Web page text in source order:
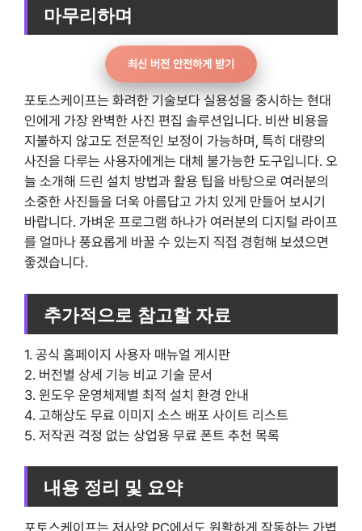
마무리하며
최신 버전 안전하게 받기
포토스케이프는 화려한 기술보다 실용성을 중시하는 현대
인에게 가장 완벽한 사진 편집 솔루션입니다. 비싼 비용을
지불하지 않고도 전문적인 보정이 가능하며, 특히 대량의
사진을 다루는 사용자에게는 대체 불가능한 도구입니다. 오
늘 소개해 드린 설치 방법과 활용 팁을 바탕으로 여러분의
소중한 사진들을 더욱 아름답고 가치 있게 만들어 보시기
바랍니다. 가벼운 프로그램 하나가 여러분의 디지털 라이프
를 얼마나 풍요롭게 바꿀 수 있는지 직접 경험해 보셨으면
좋겠습니다.
추가적으로 참고할 자료
1. 공식 홈페이지 사용자 매뉴얼 게시판
2. 버전별 상세 기능 비교 기술 문서
3. 윈도우 운영체제별 최적 설치 환경 안내
4. 고해상도 무료 이미지 소스 배포 사이트 리스트
5. 저작권 걱정 없는 상업용 무료 폰트 추천 목록
내용 정리 및 요약
포토스케이프는 저사양 PC에서도 원활하게 작동하는 가볍